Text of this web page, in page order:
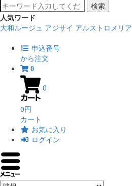
検索
人気ワード
大和ルージュ アジサイ アルストロメリア
申込番号
から注文
0
0
0円
カート
お気に入り
ログイン